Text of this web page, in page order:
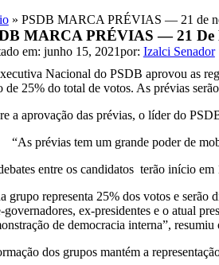
» PSDB MARCA PRÉVIAS — 21 de
MARCA PRÉVIAS — 21 De
em: junho 15, 2021por: Izalci Senador
Nacional do PSDB aprovou as
de 25% do total de votos. As prévias
a aprovação das prévias, o líder do
“As prévias tem um grande poder de
entre os candidatos terão início
grupo representa 25% dos votos e
governadores, ex-presidentes e o atual
de democracia interna”,
dos grupos mantém a